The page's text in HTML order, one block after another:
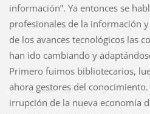
información”. Ya entonces se
profesionales de la información
de los avances tecnológicos las
han ido cambiando y
Primero fuimos bibliotecarios,
ahora gestores del
irrupción de la nueva economía